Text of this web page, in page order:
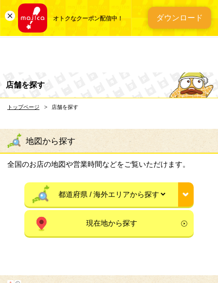
オトクなクーポン配信中！ ダウンロード
総合ディスカウント
店舗を探す
トップページ 店舗を探す
地図から探す
全国のお店の地図や営業時間などをご覧いただけます。
現在地から探す